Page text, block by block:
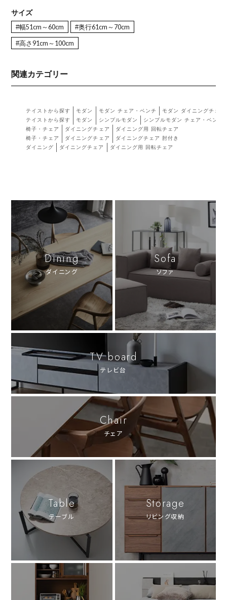
サイズ
#幅51cm～60cm #奥行61cm～70cm
#高さ91cm～100cm
関連カテゴリー
テイストから探す モダン モダン チェア・ベンチ
モダン ダイニングチェア
テイストから探す
モダン シンプルモダン
シンプルモダン チェア・ベンチ
椅子・チェア
ダイニングチェア
ダイニング用 回転チェア
椅子・チェア
ダイニングチェア
ダイニングチェア 肘付き
ダイニング
ダイニングチェア ダイニング用 回転チェア
Dining
ダイニング
Sofa
ソファ
TV board
テレビ台
Chair
チェア
Table
テーブル
Storage
リビング収納